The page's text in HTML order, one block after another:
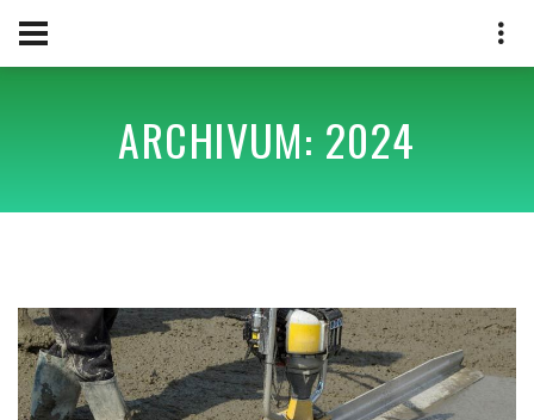
ARCHIVUM: 2024